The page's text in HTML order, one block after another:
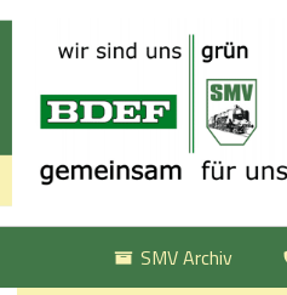
SMV Archiv